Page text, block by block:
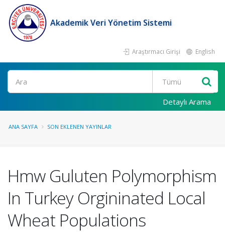
Akademik Veri Yönetim Sistemi
Araştırmacı Girişi English
Ara
Detaylı Arama
ANA SAYFA SON EKLENEN YAYINLAR
Hmw Guluten Polymorphism
In Turkey Orgininated Local
Wheat Populations